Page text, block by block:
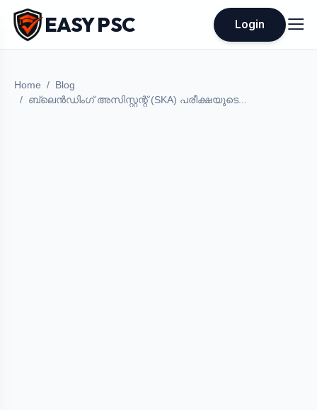
EASY PSC Login
Home
Blog
ബ്ലെൻഡിംഗ് അസിസ്റ്റന്റ് (SKA) പരീക്ഷയുടെ...